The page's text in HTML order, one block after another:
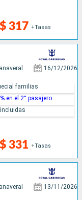
317 +Tasas
16/12/2026
331 +Tasas
familias
en el 2° pasajero
13/11/2026